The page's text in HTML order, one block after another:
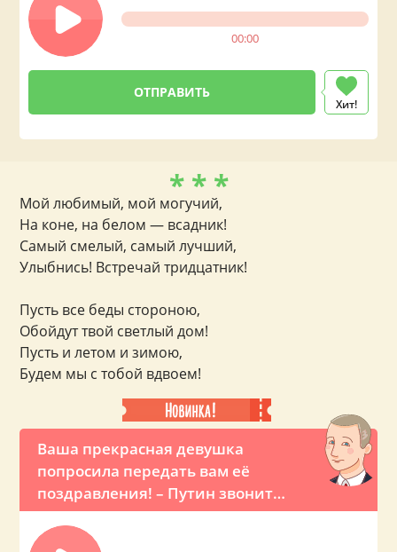
00:00
Хит!
Ваша прекрасная девушка
попросила передать вам её
поздравления! – Путин звонит
вашему любимого мужчине на День
рождения
* * *
Мой любимый, мой могучий,
На коне, на белом — всадник!
Самый смелый, самый лучший,
Улыбнись! Встречай тридцатник!
Пусть все беды стороною,
Обойдут твой светлый дом!
Пусть и летом и зимою,
Будем мы с тобой вдвоем!